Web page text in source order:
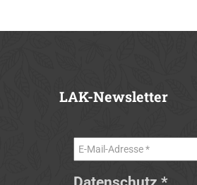
LAK-Newsletter